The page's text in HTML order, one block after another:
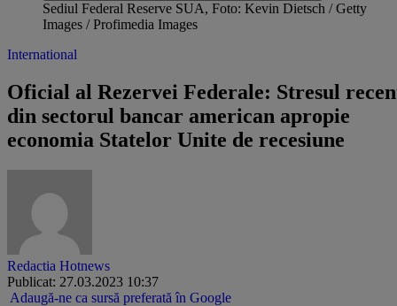
Sediul Federal Reserve SUA, Foto: Kevin Dietsch / Getty
Images / Profimedia Images
International
Oficial al Rezervei Federale: Stresul
din sectorul bancar american apropie
economia Statelor Unite de recesiune
Redactia Hotnews
Publicat: 27.03.2023 10:37
Adaugă-ne ca sursă preferată în Google